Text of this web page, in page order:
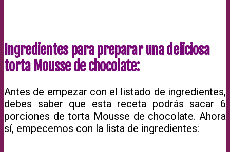
Ingredientes para preparar una deliciosa
torta Mousse de chocolate:
Antes de empezar con el listado de ingredientes,
debes saber que esta receta podrás sacar 6
porciones de torta Mousse de chocolate. Ahora
sí, empecemos con la lista de ingredientes: